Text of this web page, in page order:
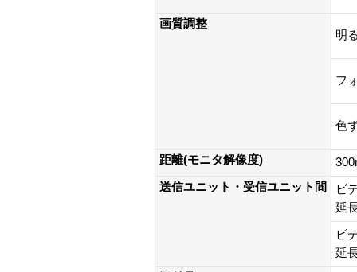
画質調整
明
フ
色
距離(モニタ解像度)
送信ユニット・受信ユニット間
ビ
延
ビ
延